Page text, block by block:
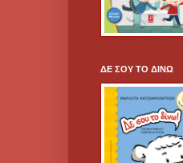
ΔΕ ΣΟΥ ΤΟ ΔΙΝΩ